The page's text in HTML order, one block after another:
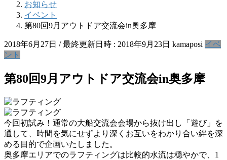
お知らせ
イベント
第80回9月アウトドア交流会in奥多摩
2018年6月27日 / 最終更新日時 : 2018年9月23日 kamaposi イベ
ント
第80回9月アウトドア交流会in奥多摩
今回初試み！通常の大船交流会会場から抜け出し「遊び」を
通して、時間を気にせずより深くお互いをわかり合い絆を深
める目的で企画いたしました。
奥多摩エリアでのラフティングは比較的水流は穏やかで、1